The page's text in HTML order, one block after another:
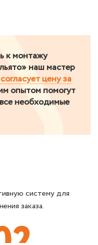
к монтажу
наш мастер
цену за
опытом помогут
необходимые
систему для
заказа.